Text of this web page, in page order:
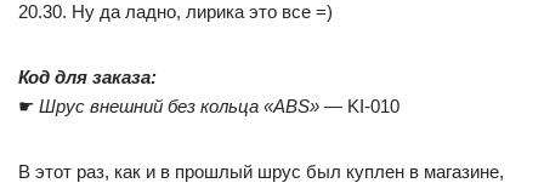
20.30. Ну да ладно, лирика это все =)
Код для заказа:
☛ Шрус внешний без кольца «ABS» — KI-010
В этот раз, как и в прошлый шрус был куплен в магазине,